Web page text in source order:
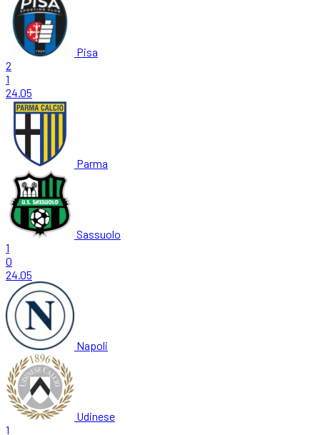
Pisa
2
1
24.05
Parma
Sassuolo
1
0
24.05
Napoli
Udinese
1